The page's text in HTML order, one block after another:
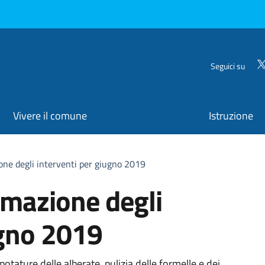
Seguici su
Vivere il comune Istruzione
degli interventi per giugno 2019
degli
2019